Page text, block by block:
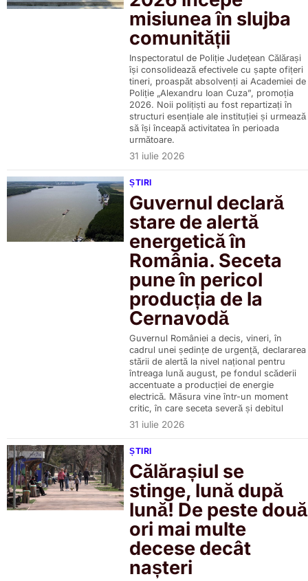
misiunea în slujba
comunității
Inspectoratul de Poliție Județean Călărași
își consolidează efectivele cu șapte ofițeri
tineri, proaspăt absolvenți ai Academiei de
Poliție „Alexandru Ioan Cuza”, promoția
2026. Noii polițiști au fost repartizați în
structuri esențiale ale instituției și urmează
să își înceapă activitatea în perioada
următoare.
31 iulie 2026
ȘTIRI
Guvernul declară
stare de alertă
energetică în
România. Seceta
pune în pericol
producția de la
Cernavodă
Guvernul României a decis, vineri, în
cadrul unei ședințe de urgență, declararea
stării de alertă la nivel național pentru
întreaga lună august, pe fondul scăderii
accentuate a producției de energie
electrică. Măsura vine într-un moment
critic, în care seceta severă și debitul
31 iulie 2026
ȘTIRI
Călărașiul se
stinge, lună după
lună! De peste două
ori mai multe
decese decât
nașteri